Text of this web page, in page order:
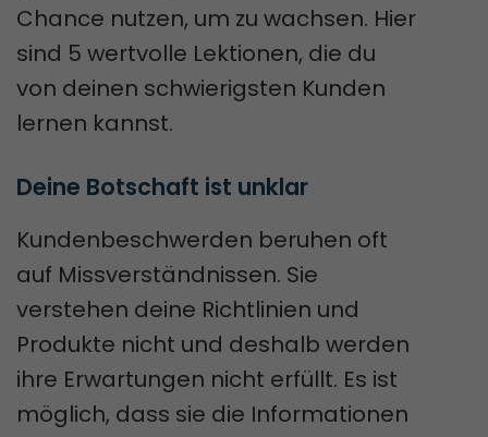
Chance nutzen, um zu wachsen. Hier
sind 5 wertvolle Lektionen, die du
von deinen schwierigsten Kunden
lernen kannst.
Deine Botschaft ist unklar
Kundenbeschwerden beruhen oft
auf Missverständnissen. Sie
verstehen deine Richtlinien und
Produkte nicht und deshalb werden
ihre Erwartungen nicht erfüllt. Es ist
möglich, dass sie die Informationen